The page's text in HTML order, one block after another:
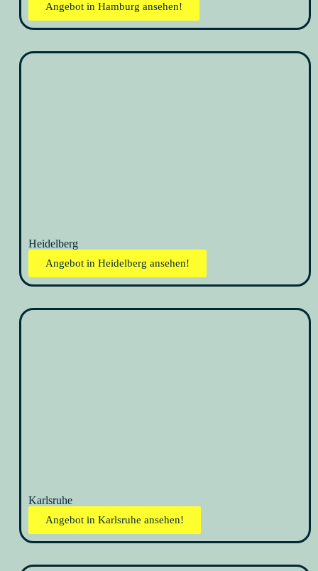
Angebot in Hamburg ansehen!
Heidelberg
Angebot in Heidelberg ansehen!
Karlsruhe
Angebot in Karlsruhe ansehen!